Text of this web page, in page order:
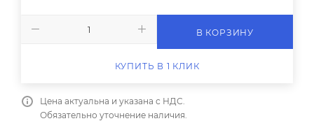
В КОРЗИНУ
КУПИТЬ В 1 КЛИК
Цена актуальна и указана с НДС.
Обязательно уточнение наличия.